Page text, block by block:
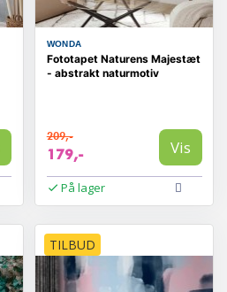
WONDA
Fototapet Naturens Majestæt
- abstrakt naturmotiv
209,-
179,- Vis
På lager
TILBUD